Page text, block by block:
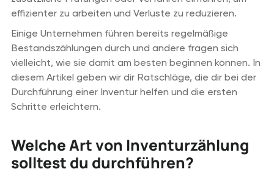
effizienter zu arbeiten und Verluste zu reduzieren.
Einige Unternehmen führen bereits regelmäßige
Bestandszählungen durch und andere fragen sich
vielleicht, wie sie damit am besten beginnen können. In
diesem Artikel geben wir dir Ratschläge, die dir bei der
Durchführung einer Inventur helfen und die ersten
Schritte erleichtern.
Welche Art von Inventurzählung
solltest du durchführen?